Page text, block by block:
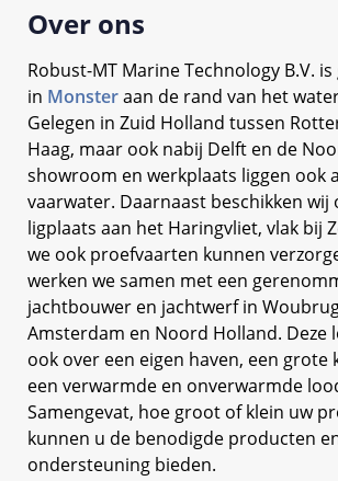
Over ons
Robust-MT Marine Technology B.V.
in Monsteraan de rand van het
Gelegen in Zuid Holland tussen
Haag, maar ook nabij Delft en de
showroom en werkplaats liggen ook
vaarwater. Daarnaast beschikken wij
ligplaats aan het Haringvliet, vlak bij
we ook proefvaarten kunnen
werken we samen met een
jachtbouwer en jachtwerf in
Amsterdam en Noord Holland. Deze
ook over een eigen haven, een grote
een verwarmde en onverwarmde
Samengevat, hoe groot of klein uw
kunnen u de benodigde producten
ondersteuning bieden.